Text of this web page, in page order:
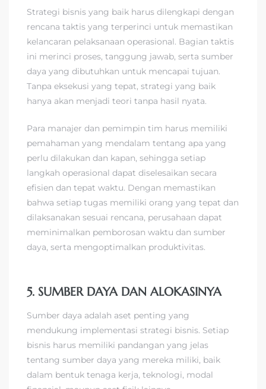
Strategi bisnis yang baik harus dilengkapi dengan
rencana taktis yang terperinci untuk memastikan
kelancaran pelaksanaan operasional. Bagian taktis
ini merinci proses, tanggung jawab, serta sumber
daya yang dibutuhkan untuk mencapai tujuan.
Tanpa eksekusi yang tepat, strategi yang baik
hanya akan menjadi teori tanpa hasil nyata.
Para manajer dan pemimpin tim harus memiliki
pemahaman yang mendalam tentang apa yang
perlu dilakukan dan kapan, sehingga setiap
langkah operasional dapat diselesaikan secara
efisien dan tepat waktu. Dengan memastikan
bahwa setiap tugas memiliki orang yang tepat dan
dilaksanakan sesuai rencana, perusahaan dapat
meminimalkan pemborosan waktu dan sumber
daya, serta mengoptimalkan produktivitas.
5. SUMBER DAYA DAN ALOKASINYA
Sumber daya adalah aset penting yang
mendukung implementasi strategi bisnis. Setiap
bisnis harus memiliki pandangan yang jelas
tentang sumber daya yang mereka miliki, baik
dalam bentuk tenaga kerja, teknologi, modal